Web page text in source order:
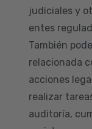
judiciales y
entes
También
relacionada
acciones
realizar
auditoría,